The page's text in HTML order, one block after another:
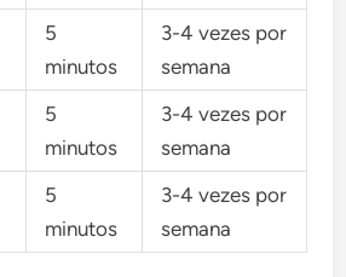
5
minutos
3-4 vezes por
semana
5
minutos
3-4 vezes por
semana
5
minutos
3-4 vezes por
semana